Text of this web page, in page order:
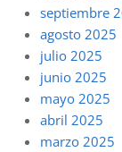
septiembre
agosto 2025
julio 2025
junio 2025
mayo 2025
abril 2025
marzo 2025